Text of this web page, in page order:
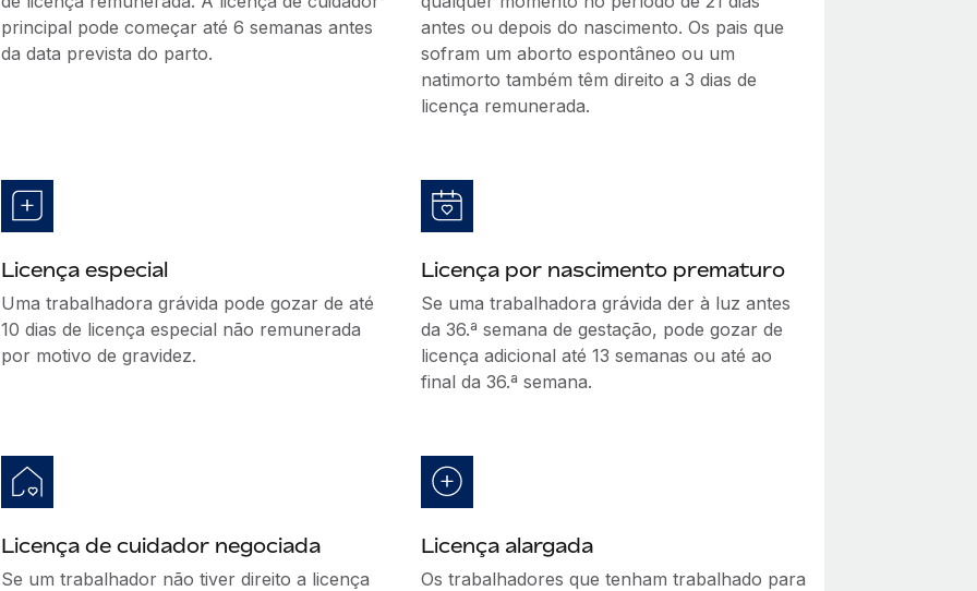
principal pode começar até 6 semanas antes
da data prevista do parto.
antes ou depois do nascimento. Os pais que
sofram um aborto espontâneo ou um
natimorto também têm direito a 3 dias de
licença remunerada.
Licença especial
Uma trabalhadora grávida pode gozar de até
10 dias de licença especial não remunerada
por motivo de gravidez.
Licença por nascimento prematuro
Se uma trabalhadora grávida der à luz antes
da 36.ª semana de gestação, pode gozar de
licença adicional até 13 semanas ou até ao
final da 36.ª semana.
Licença de cuidador negociada
Se um trabalhador não tiver direito a licença
Licença alargada
Os trabalhadores que tenham trabalhado para